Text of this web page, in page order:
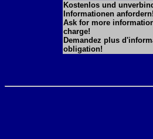
Kostenlos und
Informationen anfordern!
Ask for more
charge!
Demandez plus
obligation!